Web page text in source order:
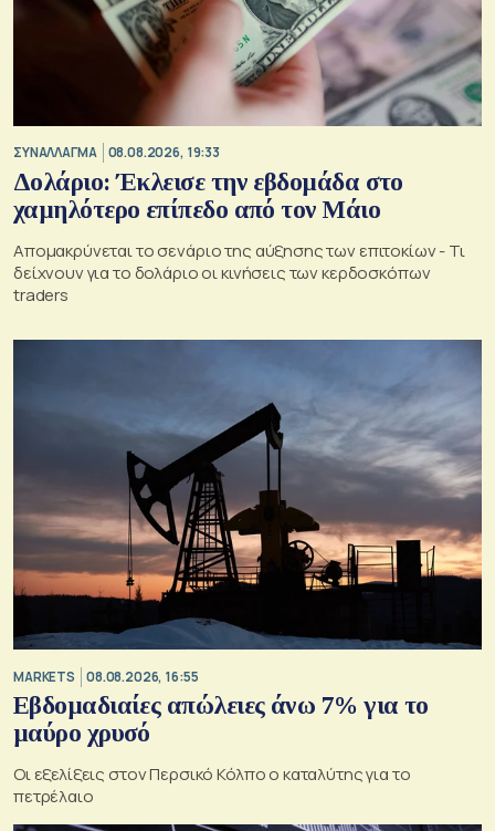
ΣΥΝΑΛΛΑΓΜΑ 08.08.2026, 19:33
Δολάριο: Έκλεισε την εβδομάδα στο
χαμηλότερο επίπεδο από τον Μάιο
Απομακρύνεται το σενάριο της αύξησης των επιτοκίων - Τι
δείχνουν για το δολάριο οι κινήσεις των κερδοσκόπων
traders
MARKETS 08.08.2026, 16:55
Εβδομαδιαίες απώλειες άνω 7% για το
μαύρο χρυσό
Οι εξελίξεις στον Περσικό Κόλπο ο καταλύτης για το
πετρέλαιο